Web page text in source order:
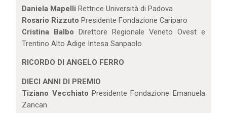
Daniela Mapelli Rettrice Università di Padova
Rosario Rizzuto Presidente Fondazione Cariparo
Cristina Balbo Direttore Regionale Veneto Ovest e
Trentino Alto Adige Intesa Sanpaolo
RICORDO DI ANGELO FERRO
DIECI ANNI DI PREMIO
Tiziano Vecchiato Presidente Fondazione Emanuela
Zancan